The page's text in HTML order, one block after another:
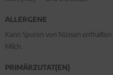
ALLERGENE
Kann Spuren von Nüssen
Milch.
PRIMÄRZUTAT(EN)